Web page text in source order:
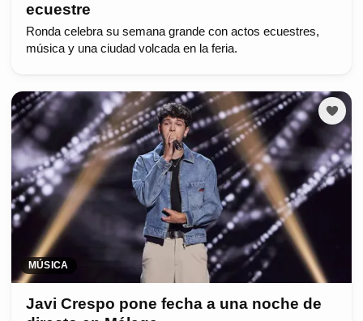
ecuestre
Ronda celebra su semana grande con actos ecuestres,
música y una ciudad volcada en la feria.
MÚSICA
Javi Crespo pone fecha a una noche de